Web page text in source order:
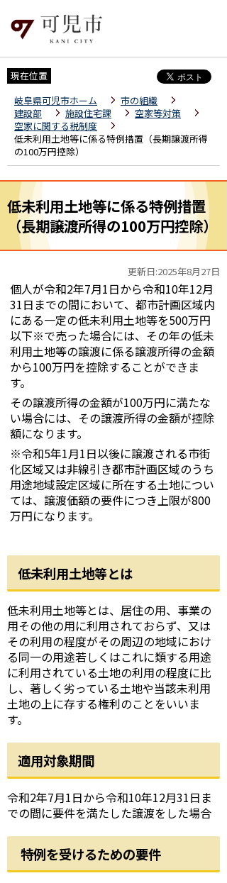
現在位置
岐阜県可児市ホーム
市の組織
建設部
施設住宅課
空家等対策
空家に関する税制度
低未利用土地等に係る特例措置（長期譲渡所得
の100万円控除）
低未利用土地等に係る特例措置
（長期譲渡所得の100万円控除）
更新日:2025年8月27日
個人が令和2年7月1日から令和10年12月
31日までの間において、都市計画区域内
にある一定の低未利用土地等を500万円
以下※で売った場合には、その年の低未
利用土地等の譲渡に係る譲渡所得の金額
から100万円を控除することができま
す。
その譲渡所得の金額が100万円に満たな
い場合には、その譲渡所得の金額が控除
額になります。
※令和5年1月1日以後に譲渡される市街
化区域又は非線引き都市計画区域のうち
用途地域設定区域に所在する土地につい
ては、譲渡価額の要件につき上限が800
万円になります。
低未利用土地等とは
低未利用土地等とは、居住の用、事業の
用その他の用に利用されておらず、又は
その利用の程度がその周辺の地域におけ
る同一の用途若しくはこれに類する用途
に利用されている土地の利用の程度に比
し、著しく劣っている土地や当該未利用
土地の上に存する権利のことをいいま
す。
適用対象期間
令和2年7月1日から令和10年12月31日ま
での間に要件を満たした譲渡をした場合
特例を受けるための要件